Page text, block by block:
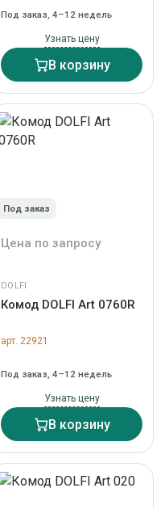
Под заказ, 4–12 недель
Узнать цену
В корзину
Под заказ
Цена по запросу
DOLFI
Комод DOLFI Art 0760R
арт. 22921
Под заказ, 4–12 недель
Узнать цену
В корзину